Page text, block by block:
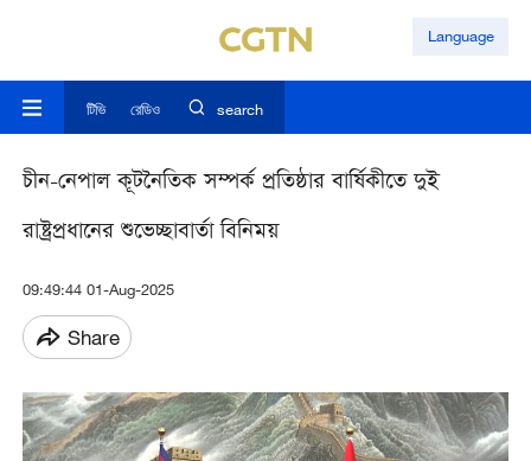
Language
টিভি রেডিও search
চীন-নেপাল কূটনৈতিক সম্পর্ক প্রতিষ্ঠার বার্ষিকীতে দুই
রাষ্ট্রপ্রধানের শুভেচ্ছাবার্তা বিনিময়
09:49:44 01-Aug-2025
Share